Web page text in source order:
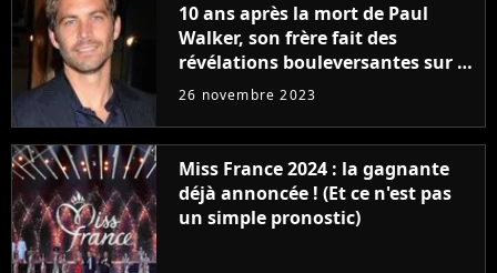
10 ans après la mort de Paul
Walker, son frère fait des
révélations bouleversantes sur la
réaction des acteurs de Fast and
26 novembre 2023
Miss France 2024 : la gagnante
déjà annoncée ! (Et ce n'est pas
un simple pronostic)